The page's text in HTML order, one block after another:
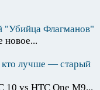
"Убийца Флагманов"
новое...
кто лучше — старый
10 vs HTC One M9...